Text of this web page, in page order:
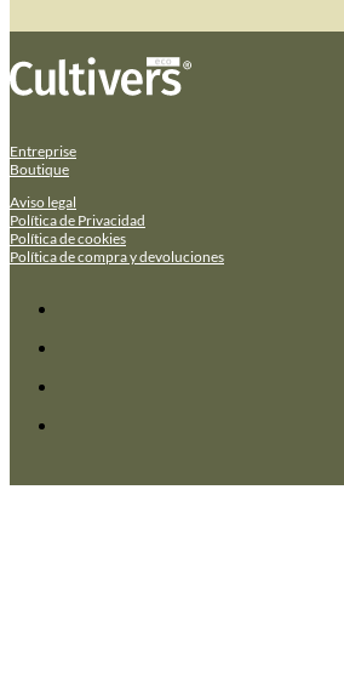
Entreprise
Boutique
Aviso legal
Política de Privacidad
Política de cookies
Política de compra y devoluciones